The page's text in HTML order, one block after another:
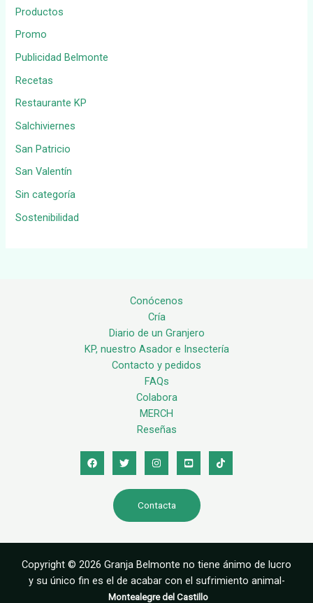
Productos
Promo
Publicidad Belmonte
Recetas
Restaurante KP
Salchiviernes
San Patricio
San Valentín
Sin categoría
Sostenibilidad
Conócenos
Cría
Diario de un Granjero
KP, nuestro Asador e Insectería
Contacto y pedidos
FAQs
Colabora
MERCH
Reseñas
Contacta
Copyright © 2026 Granja Belmonte no tiene ánimo de lucro
y su único fin es el de acabar con el sufrimiento animal-
Montealegre del Castillo